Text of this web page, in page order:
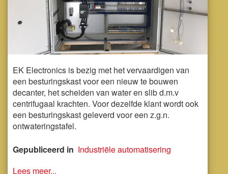
EK Electronics is bezig met het vervaardigen van
een besturingskast voor een nieuw te bouwen
decanter, het scheiden van water en slib d.m.v
centrifugaal krachten. Voor dezelfde klant wordt ook
een besturingskast geleverd voor een z.g.n.
ontwateringstafel.
Gepubliceerd in Industriële automatisering
Lees meer...